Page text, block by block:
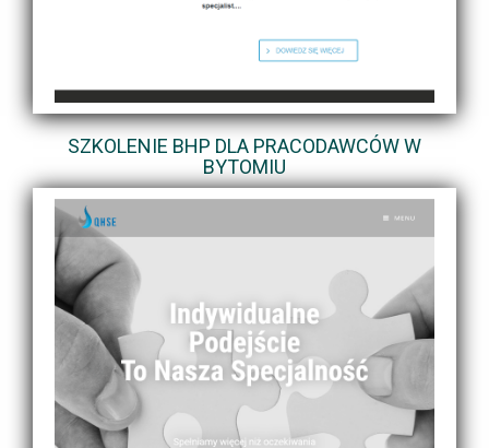
SZKOLENIE BHP DLA PRACODAWCÓW W
BYTOMIU